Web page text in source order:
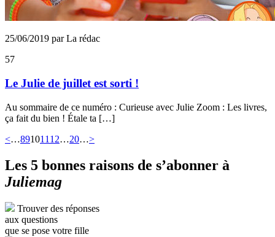
25/06/2019 par La rédac
57
Le Julie de juillet est sorti !
Au sommaire de ce numéro : Curieuse avec Julie Zoom : Les livres,
ça fait du bien ! Étale ta […]
<…891011 12…20…>
Les 5 bonnes raisons de s’abonner à
Juliemag
Trouver des réponses
aux questions
que se pose votre fille